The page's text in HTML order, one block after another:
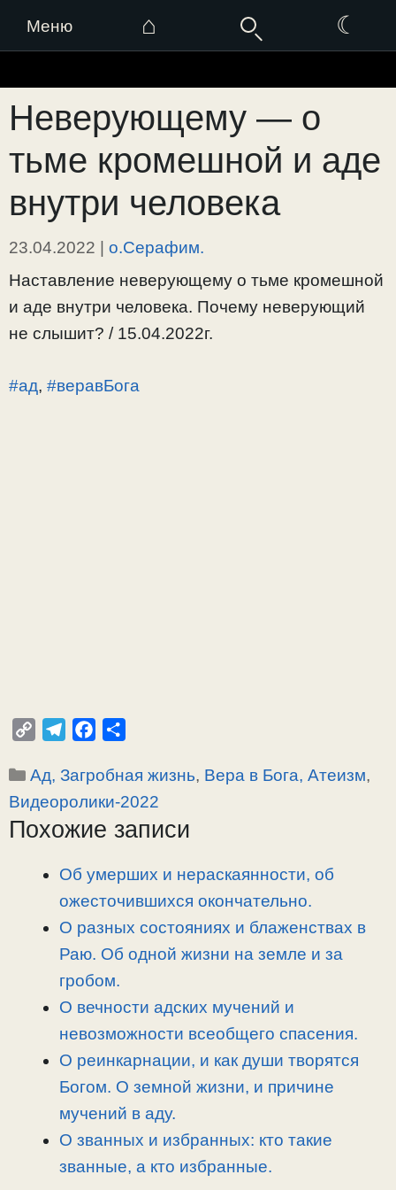
Меню ⌂ ☾
к
содержимому
Неверующему — о
тьме кромешной и аде
внутри человека
23.04.2022 | о.Серафим.
Наставление неверующему о тьме кромешной
и аде внутри человека. Почему неверующий
не слышит? / 15.04.2022г.
#ад, #веравБога
p
y
L
l
e
g
a
c
e
b
п
р
а
Рубрики
Ад, Загробная жизнь, Вера в Бога, Атеизм,
Видеоролики-2022
Похожие записи
Об умерших и нераскаянности, об
ожесточившихся окончательно.
О разных состояниях и блаженствах в
Раю. Об одной жизни на земле и за
гробом.
О вечности адских мучений и
невозможности всеобщего спасения.
О реинкарнации, и как души творятся
Богом. О земной жизни, и причине
мучений в аду.
О званных и избранных: кто такие
званные, а кто избранные.